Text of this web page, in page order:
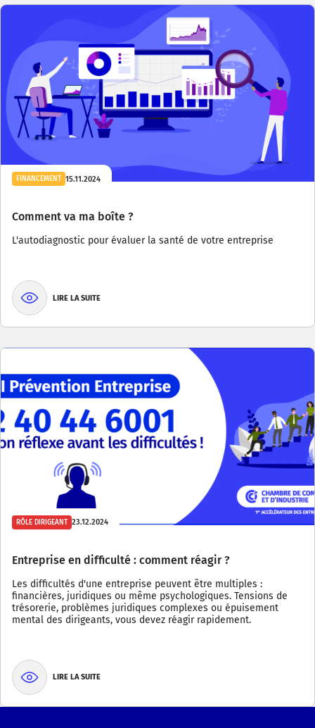
FINANCEMENT 15.11.2024
Comment va ma boîte ?
L'autodiagnostic pour évaluer la santé de votre entreprise
LIRE LA SUITE
RÔLE DIRIGEANT 23.12.2024
Entreprise en difficulté : comment réagir ?
Les difficultés d'une entreprise peuvent être multiples :
financières, juridiques ou même psychologiques. Tensions de
trésorerie, problèmes juridiques complexes ou épuisement
mental des dirigeants, vous devez réagir rapidement.
LIRE LA SUITE